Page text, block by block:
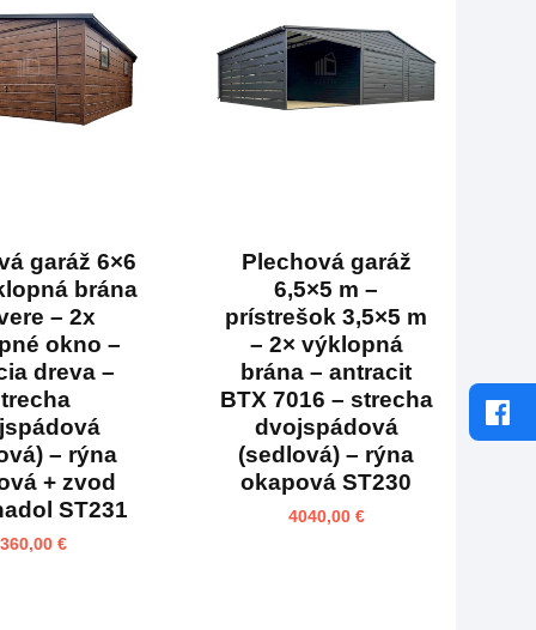
garáž 6×6
brána
– 2x
okno –
dreva –
– rýna
+ zvod
ST231
€
Plechová garáž
6,5×5 m –
prístrešok 3,5×5 m
– 2× výklopná
brána – antracit
BTX 7016 – strecha
dvojspádová
(sedlová) – rýna
okapová ST230
4040,00 €